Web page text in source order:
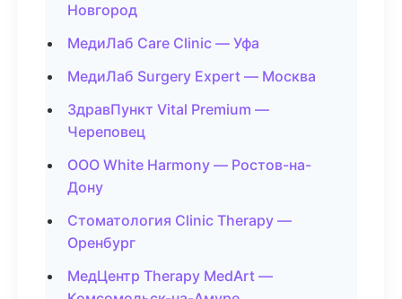
Новгород
МедиЛаб Care Clinic — Уфа
МедиЛаб Surgery Expert — Москва
ЗдравПункт Vital Premium —
Череповец
ООО White Harmony — Ростов-на-
Дону
Стоматология Clinic Therapy —
Оренбург
МедЦентр Therapy MedArt —